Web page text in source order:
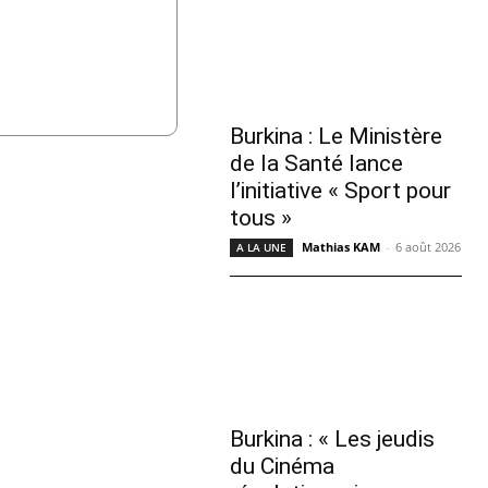
Burkina : Le Ministère
de la Santé lance
l’initiative « Sport pour
tous »
A LA UNE Mathias KAM - 6 août 2026
Burkina : « Les jeudis
du Cinéma